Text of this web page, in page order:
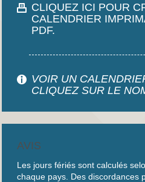
CLIQUEZ ICI POUR
CALENDRIER
PDF.
VOIR UN
CLIQUEZ SUR LE
AVIS
Les jours fériés sont calculés
chaque pays. Des discordances